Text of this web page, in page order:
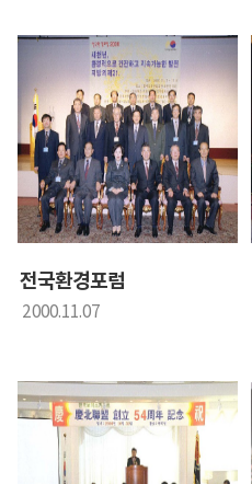
전국환경포럼
2000.11.07